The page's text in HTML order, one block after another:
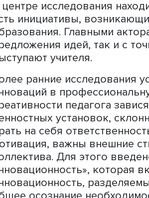
Студент магистерской
исследования» Максим
присущи директорам, их
инновации, и какую
образовательная
литературы и интервью
которые являются
В центре исследования
есть инициативы,
образования. Главными
предложения идей, так
выступают учителя.